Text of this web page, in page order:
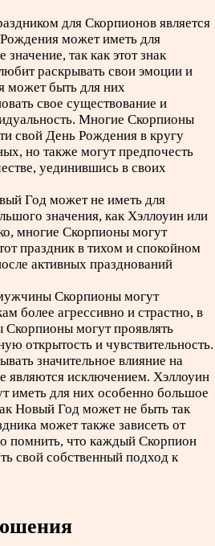
для Скорпионов является
может иметь для
так как этот знак
раскрывать свои эмоции и
может быть для них
свое существование и
Многие Скорпионы
свой День Рождения в кругу
но также могут предпочесть
уединившись в своих
Год может не иметь для
значения, как Хэллоуин или
многие Скорпионы могут
праздник в тихом и спокойном
активных празднований
Скорпионы могут
более агрессивно и страстно, в
могут проявлять
открытость и чувствительность.
значительное влияние на
являются исключением. Хэллоуин
иметь для них особенно большое
Новый Год может не быть так
может также зависеть от
помнить, что каждый Скорпион
свой собственный подход к